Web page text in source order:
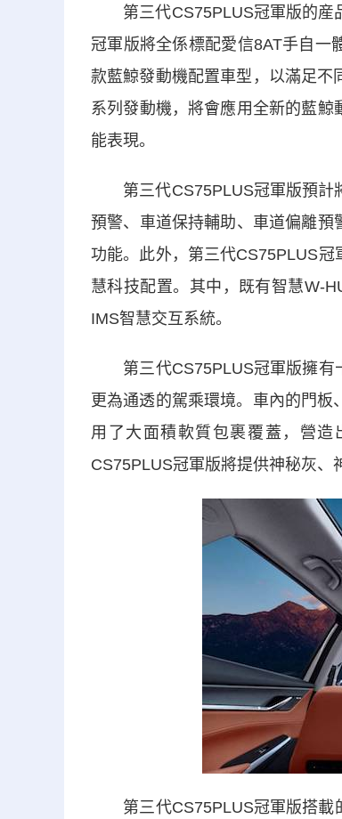
第三代CS75PLUS冠軍版的産
冠軍版將全係標配愛信8AT手自一
款藍鯨發動機配置車型，以滿足不
系列發動機，將會應用全新的藍
能表現。
第三代CS75PLUS冠軍版預計
預警、車道保持輔助、車道偏離
功能。此外，第三代CS75PLUS
慧科技配置。其中，既有智慧W-
IMS智慧交互系統。
第三代CS75PLUS冠軍版擁有
更為通透的駕乘環境。車內的門
用了大面積軟質包裹覆蓋，營
CS75PLUS冠軍版將提供神秘灰、
第三代CS75PLUS冠軍版搭載的